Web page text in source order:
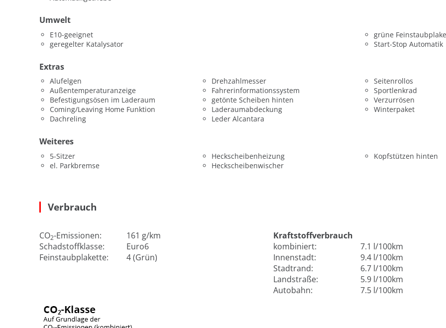
Umwelt
E10-geeignet
geregelter Katalysator
grüne
Start-Stop Automatik
Extras
Alufelgen
Außentemperaturanzeige
Befestigungsösen im Laderaum
Coming/Leaving Home Funktion
Dachreling
Drehzahlmesser
Fahrerinformationssystem
getönte Scheiben hinten
Laderaumabdeckung
Leder Alcantara
Seitenrollos
Sportlenkrad
Verzurrösen
Winterpaket
Weiteres
5-Sitzer
el. Parkbremse
Heckscheibenheizung
Heckscheibenwischer
Kopfstützen hinten
Verbrauch
CO2-Emissionen:
161 g/km
Schadstoffklasse:
Euro6
Feinstaubplakette:
4 (Grün)
Kraftstoffverbrauch
kombiniert:
7.1 l/100km
Innenstadt:
9.4 l/100km
Stadtrand:
6.7 l/100km
Landstraße:
5.9 l/100km
Autobahn:
7.5 l/100km